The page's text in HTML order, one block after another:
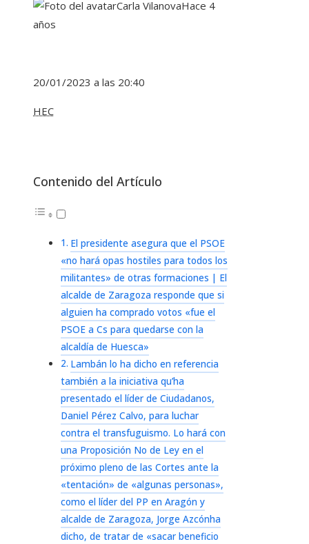
Carla VilanovaHace 4
años
20/01/2023 a las 20:40
HEC
Contenido del Artículo
El presidente asegura que el PSOE
«no hará opas hostiles para todos los
militantes» de otras formaciones | El
alcalde de Zaragoza responde que si
alguien ha comprado votos «fue el
PSOE a Cs para quedarse con la
alcaldía de Huesca»
Lambán lo ha dicho en referencia
también a la iniciativa qu’ha
presentado el líder de Ciudadanos,
Daniel Pérez Calvo, para luchar
contra el transfuguismo. Lo hará con
una Proposición No de Ley en el
próximo pleno de las Cortes ante la
«tentación» de «algunas personas»,
como el líder del PP en Aragón y
alcalde de Zaragoza, Jorge Azcónha
dicho, de tratar de «sacar beneficio